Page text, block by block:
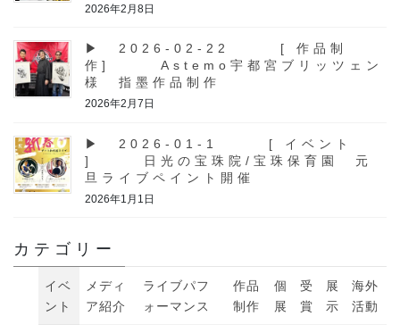
2026年2月8日
▶ 2026-02-22 [ 作品制
作] Astemo宇都宮ブリッツェン
様 指墨作品制作
2026年2月7日
▶ 2026-01-1 [ イベント
] 日光の宝珠院/宝珠保育園 元
旦ライブペイント開催
2026年1月1日
カテゴリー
イベ
ント
メディ
ア紹介
ライブパフ
ォーマンス
作品
制作
個
展
受
賞
展
示
海外
活動